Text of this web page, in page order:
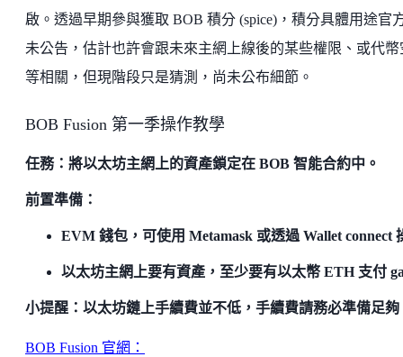
啟。透過早期參與獲取 BOB 積分 (spice)，積分具體用途官
未公告，估計也許會跟未來主網上線後的某些權限、或代幣
等相關，但現階段只是猜測，尚未公布細節。
BOB Fusion 第一季操作教學
任務：將以太坊主網上的資產鎖定在 BOB 智能合約中。
前置準備：
EVM 錢包，可使用 Metamask 或透過 Wallet connect
以太坊主網上要有資產，至少要有以太幣 ETH 支付
小提醒：以太坊鏈上手續費並不低，手續費請務必準備足夠
BOB Fusion 官網：